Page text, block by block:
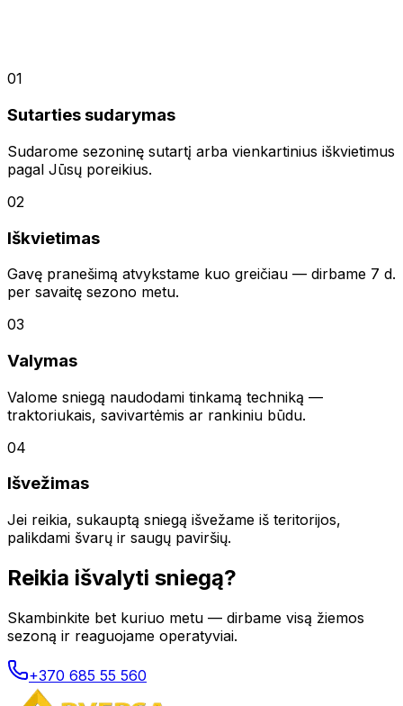
01
Sutarties sudarymas
Sudarome sezoninę sutartį arba vienkartinius iškvietimus
pagal Jūsų poreikius.
02
Iškvietimas
Gavę pranešimą atvykstame kuo greičiau — dirbame 7 d.
per savaitę sezono metu.
03
Valymas
Valome sniegą naudodami tinkamą techniką —
traktoriukais, savivartėmis ar rankiniu būdu.
04
Išvežimas
Jei reikia, sukauptą sniegą išvežame iš teritorijos,
palikdami švarų ir saugų paviršių.
Reikia išvalyti sniegą?
Skambinkite bet kuriuo metu — dirbame visą žiemos
sezoną ir reaguojame operatyviai.
+370 685 55 560